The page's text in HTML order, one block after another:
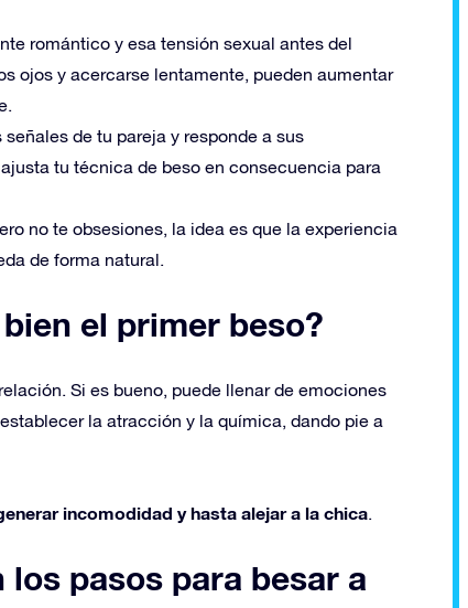
romántico y esa tensión sexual antes del
ojos y acercarse lentamente, pueden aumentar
de tu pareja y responde a sus
tu técnica de beso en consecuencia para
no te obsesiones, la idea es que la experiencia
de forma natural.
el primer beso?
Si es bueno, puede llenar de emociones
la atracción y la química, dando pie a
incomodidad y hasta alejar a la chica.
pasos para besar a